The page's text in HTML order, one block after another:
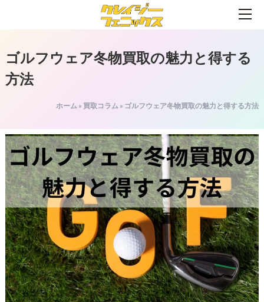
ゴルフウェア冬物買取の魅力と得する
方法
ホーム » 買取コラム » ゴルフウェア冬物買取の魅力と得する方法